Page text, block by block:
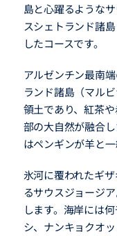
島と心躍るような
スシェトランド諸
したコースです。
アルゼンチン最南
ランド諸島（マル
領土であり、紅茶
部の大自然が融合
はペンギンが羊と一
氷河に覆われたギ
るサウスジョージ
します。海岸には
シ、ナンキョクオ